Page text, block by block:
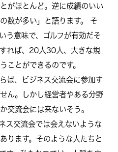
がほとんど。逆に成績のいい
数が多い」と語ります。 そ
う意味で、ゴルフが有効だそ
れば、20人30人、大きな規
とができるのです。
ば、ビジネス交流会に参加す
ん。しかし経営者やある分野
交流会には来ないそう。
ス交流会では会えないような
ります。そのような人たちと